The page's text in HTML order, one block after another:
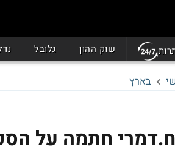
שוק ההון גלובל
בארץ
חתמה על הסכם לרכישת